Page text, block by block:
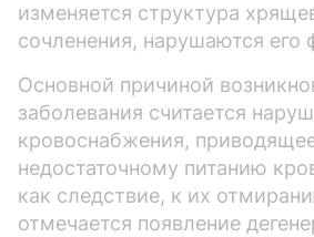
изменяется структура
сочленения, нарушаются его
Основной причиной
заболевания считается
кровоснабжения,
недостаточному питанию
как следствие, к их
отмечается появление